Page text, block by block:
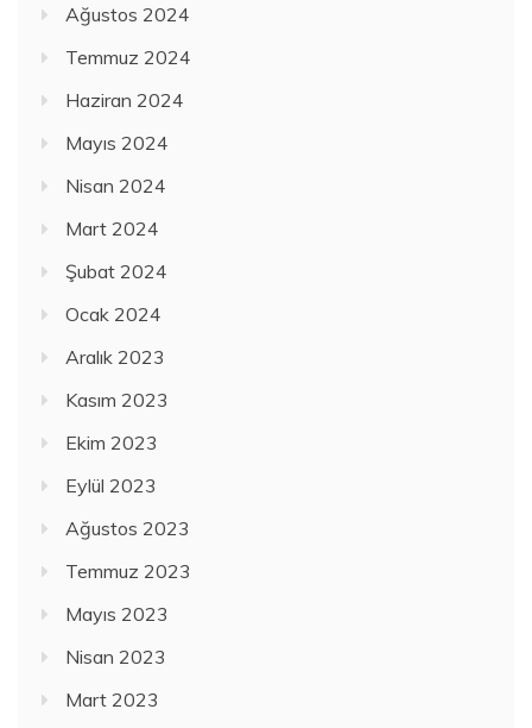
Ağustos 2024
Temmuz 2024
Haziran 2024
Mayıs 2024
Nisan 2024
Mart 2024
Şubat 2024
Ocak 2024
Aralık 2023
Kasım 2023
Ekim 2023
Eylül 2023
Ağustos 2023
Temmuz 2023
Mayıs 2023
Nisan 2023
Mart 2023